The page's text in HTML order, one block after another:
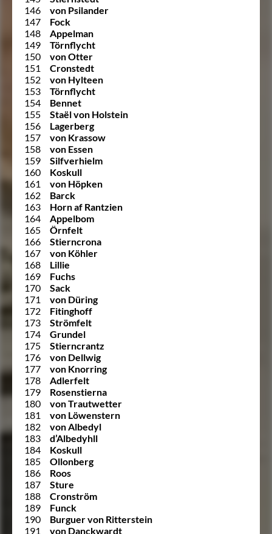
146
von Psilander
147
Fock
148
Appelman
149
Törnflycht
150
von Otter
151
Cronstedt
152
von Hylteen
153
Törnflycht
154
Bennet
155
Staël von Holstein
156
Lagerberg
157
von Krassow
158
von Essen
159
Silfverhielm
160
Koskull
161
von Höpken
162
Barck
163
Horn af Rantzien
164
Appelbom
165
Örnfelt
166
Stierncrona
167
von Köhler
168
Lillie
169
Fuchs
170
Sack
171
von Düring
172
Fitinghoff
173
Strömfelt
174
Grundel
175
Stierncrantz
176
von Dellwig
177
von Knorring
178
Adlerfelt
179
Rosenstierna
180
von Trautwetter
181
von Löwenstern
182
von Albedyl
183
d’Albedyhll
184
Koskull
185
Ollonberg
186
Roos
187
Sture
188
Cronström
189
Funck
190
Burguer von Ritterstein
191
von Danckwardt